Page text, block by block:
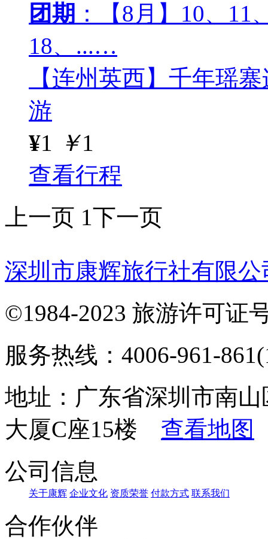
团期 ：【8月】10、11
18、...…
【连州英西】千年瑶
游
¥1 ￥1
查看行程
上一页 1下一页
深圳市康辉旅行社有限
©1984-2023 旅游许可证
服务热线：4006-961-
地址：广东省深圳市南
大厦C座15楼 查看地图
公司信息
关于康辉 企业文化 资质荣誉 付款方式 联系我们
合作伙伴